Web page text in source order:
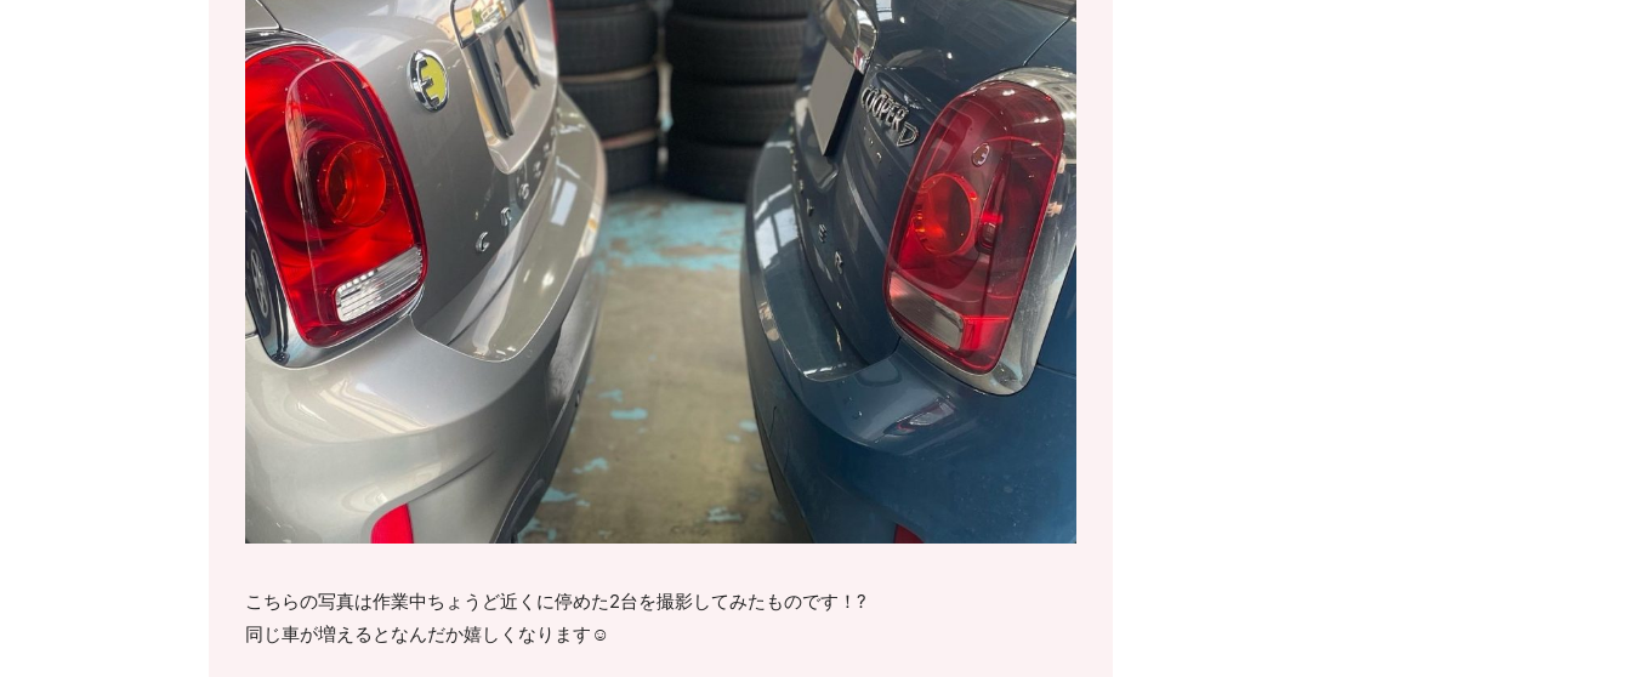
こちらの写真は作業中ちょうど近くに停めた2台を撮影してみたものです！?
同じ車が増えるとなんだか嬉しくなります☺️